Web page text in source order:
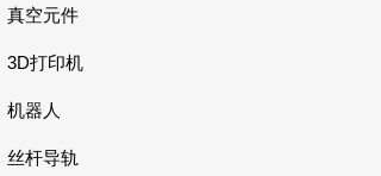
真空元件
3D打印机
机器人
丝杆导轨